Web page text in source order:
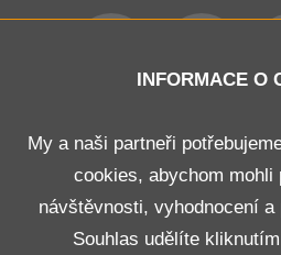
Obchodní podmínky
Doprava a platba
Odstoupení od smlouvy
INFORMACE O
My a naši partneři
cookies, abychom mohli
návštěvnosti, vyhodnocení
Souhlas udělíte